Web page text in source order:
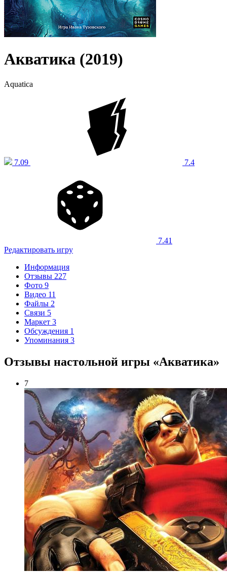
Акватика (2019)
Aquatica
7.09 7.4
7.41
Редактировать игру
Информация
Отзывы 227
Фото 9
Видео 11
Файлы 2
Связи 5
Маркет 3
Обсуждения 1
Упоминания 3
Отзывы настольной игры «Акватика»
7